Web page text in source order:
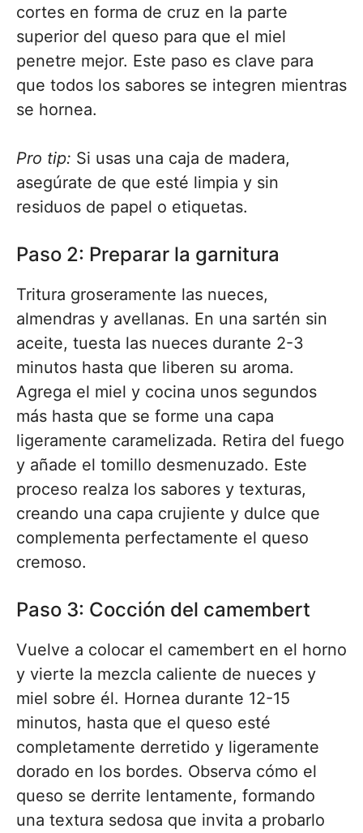
cortes en forma de cruz en la parte
superior del queso para que el miel
penetre mejor. Este paso es clave para
que todos los sabores se integren mientras
se hornea.
Pro tip: Si usas una caja de madera,
asegúrate de que esté limpia y sin
residuos de papel o etiquetas.
Paso 2: Preparar la garnitura
Tritura groseramente las nueces,
almendras y avellanas. En una sartén sin
aceite, tuesta las nueces durante 2-3
minutos hasta que liberen su aroma.
Agrega el miel y cocina unos segundos
más hasta que se forme una capa
ligeramente caramelizada. Retira del fuego
y añade el tomillo desmenuzado. Este
proceso realza los sabores y texturas,
creando una capa crujiente y dulce que
complementa perfectamente el queso
cremoso.
Paso 3: Cocción del camembert
Vuelve a colocar el camembert en el horno
y vierte la mezcla caliente de nueces y
miel sobre él. Hornea durante 12-15
minutos, hasta que el queso esté
completamente derretido y ligeramente
dorado en los bordes. Observa cómo el
queso se derrite lentamente, formando
una textura sedosa que invita a probarlo